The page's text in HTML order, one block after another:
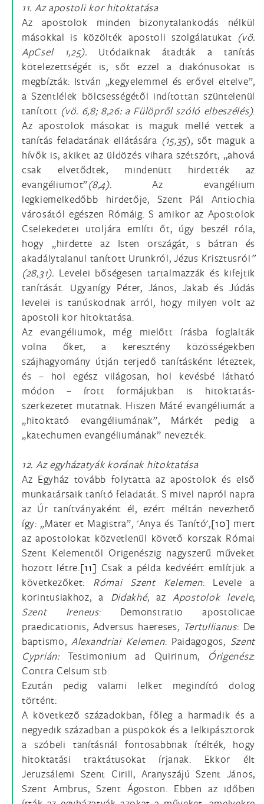
11. Az apostoli kor hitoktatása
Az apostolok minden bizonytalankodás nélkül
másokkal is közölték apostoli szolgálatukat (vö.
ApCsel 1,25). Utódaiknak átadták a tanítás
kötelezettségét is, sőt ezzel a diakónusokat is
megbízták: István „kegyelemmel és erővel eltelve”,
a Szentlélek bölcsességétől indítottan szüntelenül
tanított (vö. 6,8; 8,26: a Fülöpről szóló elbeszélés).
Az apostolok másokat is maguk mellé vettek a
tanítás feladatának ellátására (15,35), sőt maguk a
hívők is, akiket az üldözés vihara szétszórt, „ahová
csak elvetődtek, mindenütt hirdették az
evangéliumot”(8,4).Az evangélium
legkiemelkedőbb hirdetője, Szent Pál Antiochia
városától egészen Rómáig. S amikor az Apostolok
Cselekedetei utoljára említi őt, úgy beszél róla,
hogy „hirdette az Isten országát, s bátran és
akadálytalanul tanított Urunkról, Jézus Krisztusról”
(28,31). Levelei bőségesen tartalmazzák és kifejtik
tanítását. Ugyanígy Péter, János, Jakab és Júdás
levelei is tanúskodnak arról, hogy milyen volt az
apostoli kor hitoktatása.
Az evangéliumok, még mielőtt írásba foglalták
volna őket, a keresztény közösségekben
szájhagyomány útján terjedő tanításként léteztek,
és – hol egész világosan, hol kevésbé látható
módon – írott formájukban is hitoktatás-
szerkezetet mutatnak. Hiszen Máté evangéliumát a
„hitoktató evangéliumának”, Márkét pedig a
„katechumen evangéliumának” nevezték.
12. Az egyházatyák korának hitoktatása
Az Egyház tovább folytatta az apostolok és első
munkatársaik tanító feladatát. S mivel napról napra
az Úr tanítványaként él, ezért méltán nevezhető
így: „Mater et Magistra”, 'Anya és Tanító',[10] mert
az apostolokat közvetlenül követő korszak Római
Szent Kelementől Origenészig nagyszerű műveket
hozott létre.[11] Csak a példa kedvéért említjük a
következőket: Római Szent Kelemen: Levele a
korintusiakhoz, a Didakhé, azApostolok levele,
Szent Ireneus: Demonstratio apostolicae
praedicationis, Adversus haereses, Tertullianus: De
baptismo,Alexandriai Kelemen: Paidagogos, Szent
Cyprián:Testimonium ad Quirinum, Órigenész:
Contra Celsum stb.
Ezután pedig valami lelket megindító dolog
történt:
A következő századokban, főleg a harmadik és a
negyedik században a püspökök és a lelkipásztorok
a szóbeli tanításnál fontosabbnak ítélték, hogy
hitoktatási traktátusokat írjanak. Ekkor élt
Jeruzsálemi Szent Cirill, Aranyszájú Szent János,
Szent Ambrus, Szent Ágoston. Ebben az időben